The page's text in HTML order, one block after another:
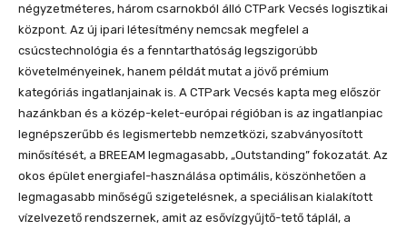
négyzetméteres, három csarnokból álló CTPark Vecsés logisztikai
központ. Az új ipari létesítmény nemcsak megfelel a
csúcstechnológia és a fenntarthatóság legszigorúbb
követelményeinek, hanem példát mutat a jövő prémium
kategóriás ingatlanjainak is. A CTPark Vecsés kapta meg először
hazánkban és a közép-kelet-európai régióban is az ingatlanpiac
legnépszerűbb és legismertebb nemzetközi, szabványosított
minősítését, a BREEAM legmagasabb, „Outstanding” fokozatát. Az
okos épület energiafel-használása optimális, köszönhetően a
legmagasabb minőségű szigetelésnek, a speciálisan kialakított
vízelvezető rendszernek, amit az esővízgyűjtő-tető táplál, a